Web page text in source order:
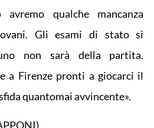
qualche mancanza
Gli esami di stato si
non sarà della partita.
a Firenze pronti a giocarci il
quantomai avvincente».